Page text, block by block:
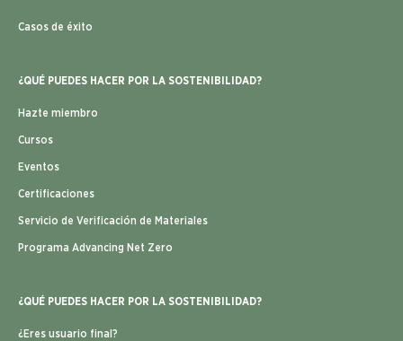
Casos de éxito
¿QUÉ PUEDES HACER POR LA SOSTENIBILIDAD?
Hazte miembro
Cursos
Eventos
Certificaciones
Servicio de Verificación de Materiales
Programa Advancing Net Zero
¿QUÉ PUEDES HACER POR LA SOSTENIBILIDAD?
¿Eres usuario final?